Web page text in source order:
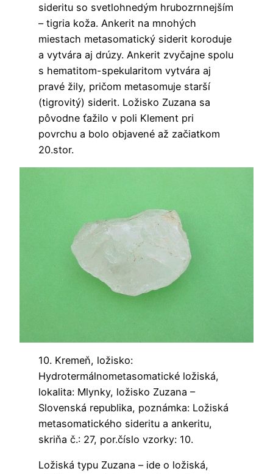
sideritu so svetlohnedým hrubozrnnejším
– tigria koža. Ankerit na mnohých
miestach metasomatický siderit koroduje
a vytvára aj drúzy. Ankerit zvyčajne spolu
s hematitom-spekularitom vytvára aj
pravé žily, pričom metasomuje starší
(tigrovitý) siderit. Ložisko Zuzana sa
pôvodne ťažilo v poli Klement pri
povrchu a bolo objavené až začiatkom
20.stor.
10. Kremeň, ložisko:
Hydrotermálnometasomatické ložiská,
lokalita: Mlynky, ložisko Zuzana –
Slovenská republika, poznámka: Ložiská
metasomatického sideritu a ankeritu,
skriňa č.: 27, por.číslo vzorky: 10.
Ložiská typu Zuzana – ide o ložiská,